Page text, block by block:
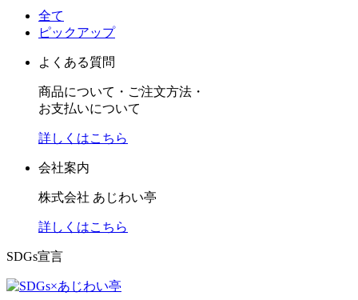
全て
ピックアップ
よくある質問
商品について・ご注文方法・
お支払いについて
詳しくはこちら
会社案内
株式会社 あじわい亭
詳しくはこちら
SDGs宣言